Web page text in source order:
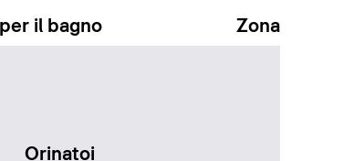
il bagno Zona doccia
Orinatoi